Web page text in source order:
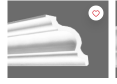
Merken